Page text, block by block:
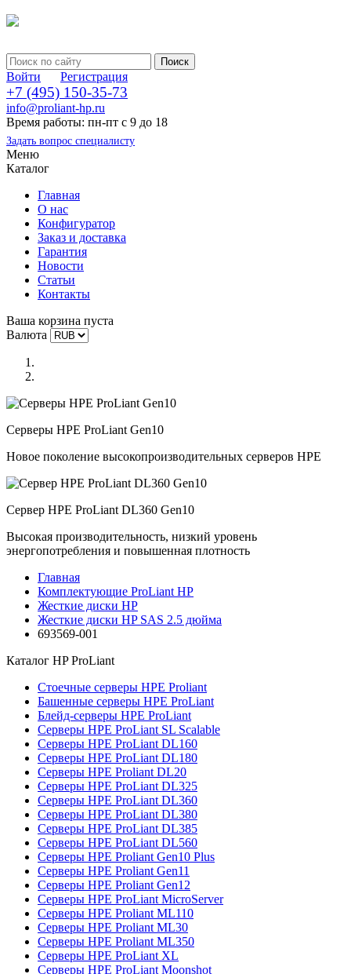
Войти Регистрация
+7 (495) 150-35-73
info@proliant-hp.ru
Время работы: пн-пт с 9 до 18
Задать вопрос специалисту
Меню
Каталог
Главная
О нас
Конфигуратор
Заказ и доставка
Гарантия
Новости
Статьи
Контакты
Ваша корзина пуста
Валюта
Серверы HPE ProLiant Gen10
Новое поколение высокопроизводительных серверов HPE
Сервер HPE ProLiant DL360 Gen10
Высокая производительность, низкий уровень
энергопотребления и повышенная плотность
Главная
Комплектующие ProLiant HP
Жесткие диски HP
Жесткие диски HP SAS 2.5 дюйма
693569-001
Каталог HP ProLiant
Стоечные серверы HPE Proliant
Башенные серверы HPE ProLiant
Блейд-серверы HPE ProLiant
Серверы HPE ProLiant SL Scalable
Серверы HPE ProLiant DL160
Серверы HPE ProLiant DL180
Серверы HPE Proliant DL20
Серверы HPE ProLiant DL325
Серверы HPE ProLiant DL360
Серверы HPE ProLiant DL380
Серверы HPE ProLiant DL385
Серверы HPE ProLiant DL560
Серверы HPE Proliant Gen10 Plus
Серверы HPE Proliant Gen11
Серверы HPE Proliant Gen12
Серверы HPE ProLiant MicroServer
Серверы HPE Proliant ML110
Серверы HPE Proliant ML30
Серверы HPE Proliant ML350
Серверы HPE ProLiant XL
Серверы HPE ProLiant Moonshot